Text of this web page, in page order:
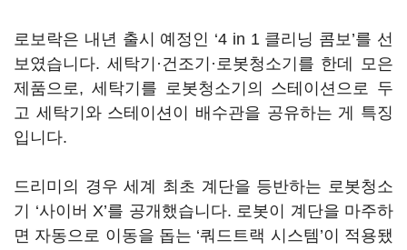
로보락은 내년 출시 예정인 ‘4 in 1 클리닝 콤보’를 선
보였습니다. 세탁기·건조기·로봇청소기를 한데 모은
제품으로, 세탁기를 로봇청소기의 스테이션으로 두
고 세탁기와 스테이션이 배수관을 공유하는 게 특징
입니다.
드리미의 경우 세계 최초 계단을 등반하는 로봇청소
기 ‘사이버 X’를 공개했습니다. 로봇이 계단을 마주하
면 자동으로 이동을 돕는 ‘쿼드트랙 시스템’이 적용됐